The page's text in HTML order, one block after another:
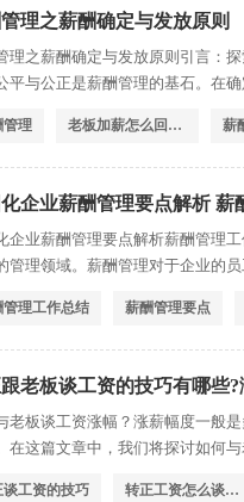
理之薪酬确定与发放原则
理之薪酬确定与发放原则引言：
平与公正是薪酬管理的基石。在
外部公平则是指公司的薪酬水平
管理 老板加薪怎么回复感谢 薪
企业薪酬管理要点解析 薪
企业薪酬管理要点解析薪酬管理
管理领域。薪酬管理对于企业的
管理的第一步是制定薪酬策略。
管理工作总结 薪酬管理要点
老板谈工资的技巧有哪些
老板谈工资涨幅？涨薪幅度一般
在这篇文章中，我们将探讨如何
谈工资的技巧 转正工资怎么谈直接问吗